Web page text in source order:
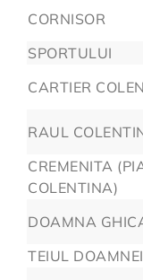
CORNISOR
SPORTULUI
CARTIER
RAUL
CREMENITA
COLENTINA)
DOAMNA
TEIUL DOAMNEI